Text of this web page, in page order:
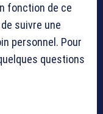
fonction de ce
suivre une
personnel. Pour
questions